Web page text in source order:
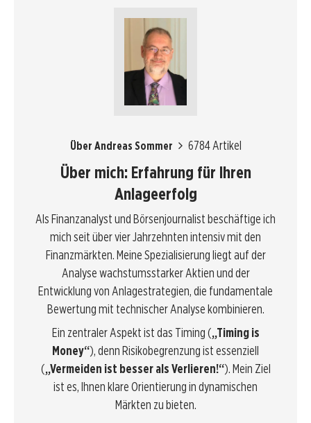
Über Andreas Sommer 6784 Artikel
Über mich: Erfahrung für Ihren
Anlageerfolg
Als Finanzanalyst und Börsenjournalist beschäftige ich
mich seit über vier Jahrzehnten intensiv mit den
Finanzmärkten. Meine Spezialisierung liegt auf der
Analyse wachstumsstarker Aktien und der
Entwicklung von Anlagestrategien, die fundamentale
Bewertung mit technischer Analyse kombinieren.
Ein zentraler Aspekt ist das Timing („Timing is
Money“), denn Risikobegrenzung ist essenziell
(„Vermeiden ist besser als Verlieren!“). Mein Ziel
ist es, Ihnen klare Orientierung in dynamischen
Märkten zu bieten.